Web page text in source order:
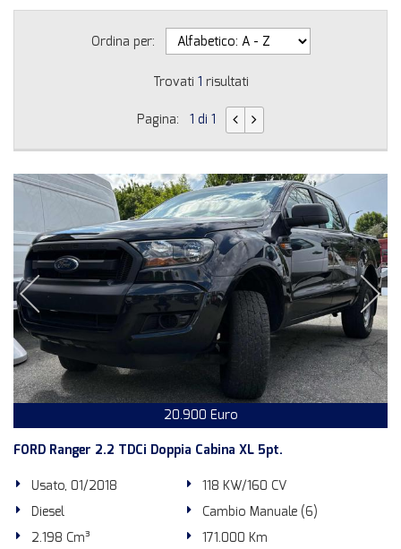
Ordina per:
Trovati 1 risultati
Pagina: 1 di 1
20.900 Euro
FORD Ranger 2.2 TDCi Doppia Cabina XL 5pt.
Usato, 01/2018
118 KW/160 CV
Diesel
Cambio Manuale (6)
2.198 Cm³
171.000 Km